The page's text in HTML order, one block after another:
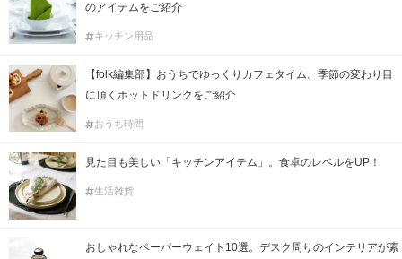
のアイテムをご紹介
キッチン用品
【folk編集部】おうちでゆっくりカフェタイム。季節の変わり目
に頂くホットドリンクをご紹介
おうち時間
見た目も美しい「キッチンアイテム」。食卓のレベルをUP！
生活雑貨
おしゃれなペーパーウェイト10選。デスク周りのインテリアが素